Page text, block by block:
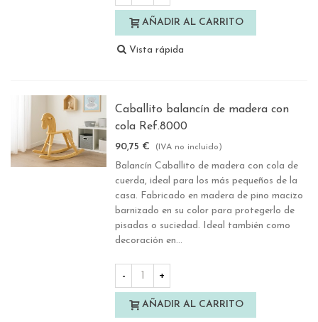
AÑADIR AL CARRITO
Vista rápida
Caballito balancín de madera con
cola Ref.8000
90,75 € (IVA no incluido)
Balancín Caballito de madera con cola de
cuerda, ideal para los más pequeños de la
casa. Fabricado en madera de pino macizo
barnizado en su color para protegerlo de
pisadas o suciedad. Ideal también como
decoración en...
- +
AÑADIR AL CARRITO